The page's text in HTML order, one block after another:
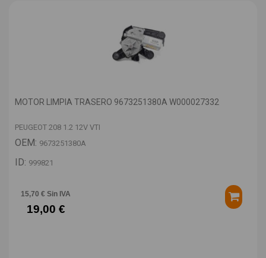
MOTOR LIMPIA TRASERO 9673251380A W000027332
PEUGEOT 208 1.2 12V VTI
OEM: 9673251380A
ID: 999821
15,70 € Sin IVA
19,00 €